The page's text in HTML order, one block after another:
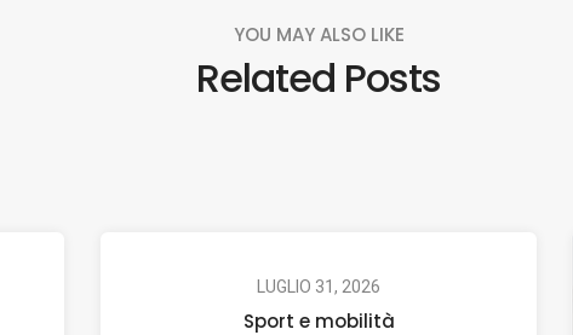
YOU MAY ALSO LIKE
Related Posts
LUGLIO 31, 2026
Sport e mobilità